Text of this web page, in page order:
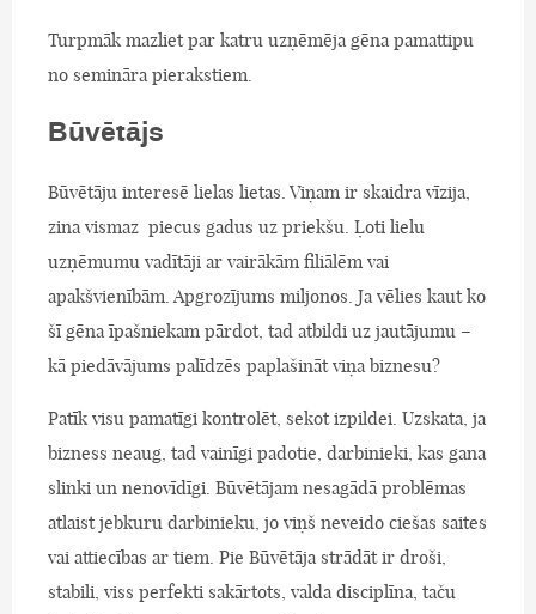
Turpmāk mazliet par katru uzņēmēja gēna pamattipu
no semināra pierakstiem.
Būvētājs
Būvētāju interesē lielas lietas. Viņam ir skaidra vīzija,
zina vismaz piecus gadus uz priekšu. Ļoti lielu
uzņēmumu vadītāji ar vairākām filiālēm vai
apakšvienībām. Apgrozījums miljonos. Ja vēlies kaut ko
šī gēna īpašniekam pārdot, tad atbildi uz jautājumu –
kā piedāvājums palīdzēs paplašināt viņa biznesu?
Patīk visu pamatīgi kontrolēt, sekot izpildei. Uzskata, ja
bizness neaug, tad vainīgi padotie, darbinieki, kas gana
slinki un nenovīdīgi. Būvētājam nesagādā problēmas
atlaist jebkuru darbinieku, jo viņš neveido ciešas saites
vai attiecības ar tiem. Pie Būvētāja strādāt ir droši,
stabili, viss perfekti sakārtots, valda disciplīna, taču